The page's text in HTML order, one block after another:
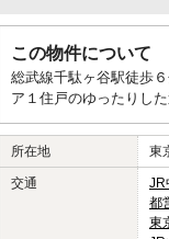
この物件について
総武線千駄ヶ谷駅徒歩
ア１住戸のゆったりし
所在地 東
交通 JR
都
東